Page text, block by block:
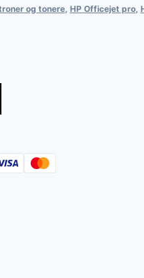
og tonere, HP Officejet pro,